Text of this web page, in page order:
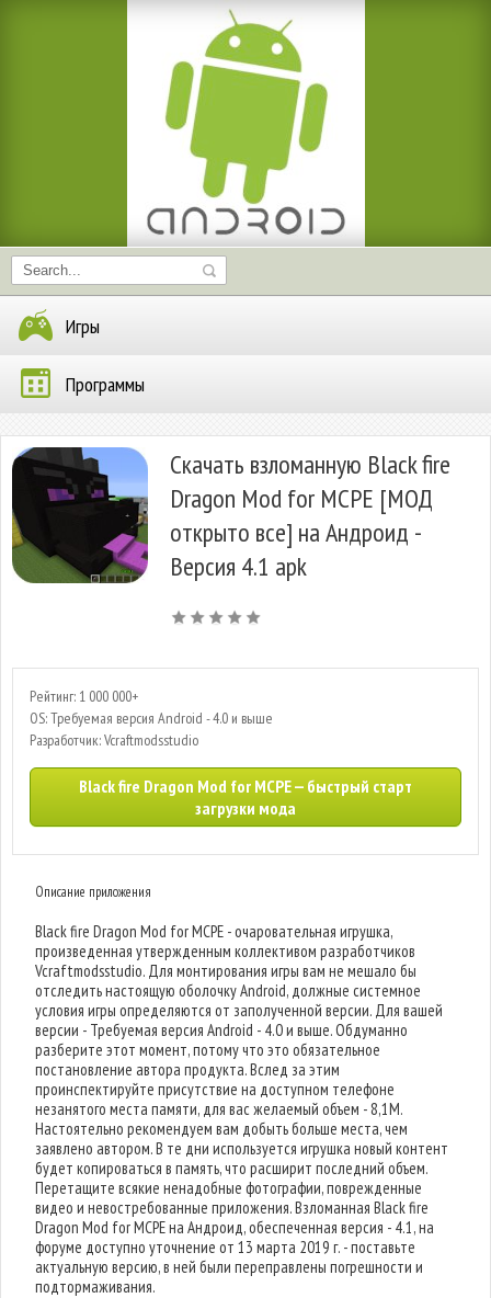
Игры
Программы
Скачать взломанную Black fire
Dragon Mod for MCPE [МОД
открыто все] на Андроид -
Версия 4.1 apk
Рейтинг: 1 000 000+
OS: Требуемая версия Android - 4.0 и выше
Разработчик: Vcraftmodsstudio
Black fire Dragon Mod for MCPE — быстрый старт
загрузки мода
Описание приложения
Black fire Dragon Mod for MCPE - очаровательная игрушка,
произведенная утвержденным коллективом разработчиков
Vcraftmodsstudio. Для монтирования игры вам не мешало бы
отследить настоящую оболочку Android, должные системное
условия игры определяются от заполученной версии. Для вашей
версии - Требуемая версия Android - 4.0 и выше. Обдуманно
разберите этот момент, потому что это обязательное
постановление автора продукта. Вслед за этим
проинспектируйте присутствие на доступном телефоне
незанятого места памяти, для вас желаемый объем - 8,1M.
Настоятельно рекомендуем вам добыть больше места, чем
заявлено автором. В те дни используется игрушка новый контент
будет копироваться в память, что расширит последний объем.
Перетащите всякие ненадобные фотографии, поврежденные
видео и невостребованные приложения. Взломанная Black fire
Dragon Mod for MCPE на Андроид, обеспеченная версия - 4.1, на
форуме доступно уточнение от 13 марта 2019 г. - поставьте
актуальную версию, в ней были переправлены погрешности и
подтормаживания.